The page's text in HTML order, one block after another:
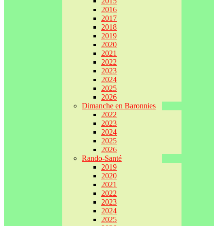
2016
2017
2018
2019
2020
2021
2022
2023
2024
2025
2026
Dimanche en Baronnies
2022
2023
2024
2025
2026
Rando-Santé
2019
2020
2021
2022
2023
2024
2025